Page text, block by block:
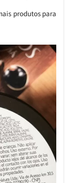
produtos para